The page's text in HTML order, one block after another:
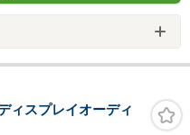
スプレイオーディ